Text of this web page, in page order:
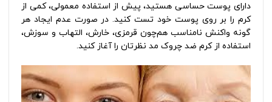
دارای پوست حساسی هستید، پیش از استفاده معمولی، کمی از
کرم را بر روی پوست خود تست کنید. در صورت عدم ایجاد هر
گونه واکنش نامناسب هم‌چون قرمزی، خارش، التهاب و سوزش،
استفاده از کرم ضد چروک مد نظرتان را آغاز کنید.